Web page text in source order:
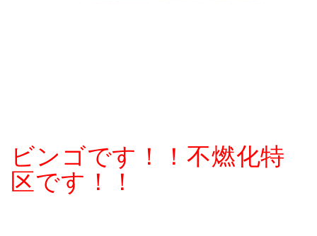
ビンゴです！！不燃化特
区です！！